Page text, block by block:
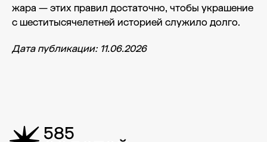
жара — этих правил достаточно, чтобы украшение
с шеститысячелетней историей служило долго.
Дата публикации: 11.06.2026